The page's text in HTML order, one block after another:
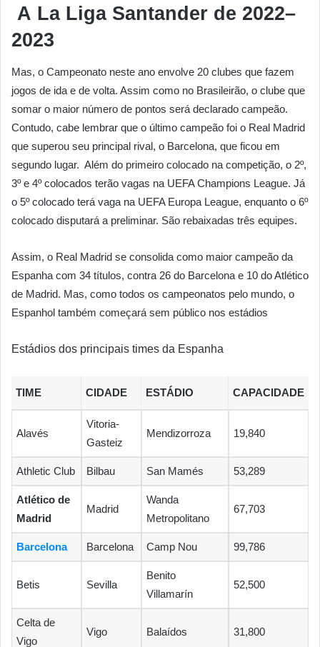
A La Liga Santander de 2022–
2023
Mas, o Campeonato neste ano envolve 20 clubes que fazem
jogos de ida e de volta. Assim como no Brasileirão, o clube que
somar o maior número de pontos será declarado campeão.
Contudo, cabe lembrar que o último campeão foi o Real Madrid
que superou seu principal rival, o Barcelona, que ficou em
segundo lugar. Além do primeiro colocado na competição, o 2º,
3º e 4º colocados terão vagas na UEFA Champions League. Já
o 5º colocado terá vaga na UEFA Europa League, enquanto o 6º
colocado disputará a preliminar. São rebaixadas três equipes.
Assim, o Real Madrid se consolida como maior campeão da
Espanha com 34 títulos, contra 26 do Barcelona e 10 do Atlético
de Madrid. Mas, como todos os campeonatos pelo mundo, o
Espanhol também começará sem público nos estádios
Estádios dos principais times da Espanha
TIME CIDADE ESTÁDIO CAPACIDADE
Alavés
Vitoria-
Gasteiz
Mendizorroza 19,840
Athletic Club Bilbau San Mamés 53,289
Atlético de
Madrid
Madrid
Wanda
Metropolitano
67,703
Barcelona Barcelona Camp Nou 99,786
Betis Sevilla
Benito
Villamarín
52,500
Celta de
Vigo
Vigo Balaídos 31,800